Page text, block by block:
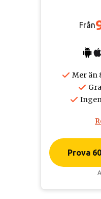
Från
Mer än
Prova